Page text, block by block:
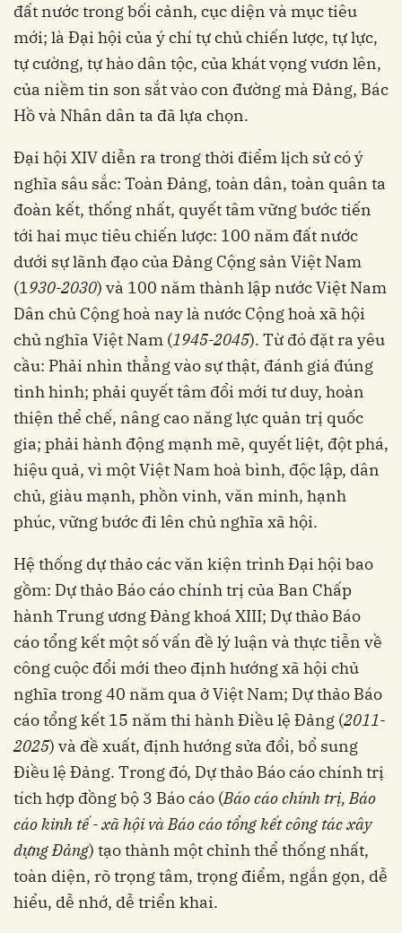
đất nước trong bối cảnh, cục diện và mục tiêu
mới; là Đại hội của ý chí tự chủ chiến lược, tự lực,
tự cường, tự hào dân tộc, của khát vọng vươn lên,
của niềm tin son sắt vào con đường mà Đảng, Bác
Hồ và Nhân dân ta đã lựa chọn.
Đại hội XIV diễn ra trong thời điểm lịch sử có ý
nghĩa sâu sắc: Toàn Đảng, toàn dân, toàn quân ta
đoàn kết, thống nhất, quyết tâm vững bước tiến
tới hai mục tiêu chiến lược: 100 năm đất nước
dưới sự lãnh đạo của Đảng Cộng sản Việt Nam
(1930-2030) và 100 năm thành lập nước Việt Nam
Dân chủ Cộng hoà nay là nước Cộng hoà xã hội
chủ nghĩa Việt Nam (1945-2045). Từ đó đặt ra yêu
cầu: Phải nhìn thẳng vào sự thật, đánh giá đúng
tình hình; phải quyết tâm đổi mới tư duy, hoàn
thiện thể chế, nâng cao năng lực quản trị quốc
gia; phải hành động mạnh mẽ, quyết liệt, đột phá,
hiệu quả, vì một Việt Nam hoà bình, độc lập, dân
chủ, giàu mạnh, phồn vinh, văn minh, hạnh
phúc, vững bước đi lên chủ nghĩa xã hội.
Hệ thống dự thảo các văn kiện trình Đại hội bao
gồm: Dự thảo Báo cáo chính trị của Ban Chấp
hành Trung ương Đảng khoá XIII; Dự thảo Báo
cáo tổng kết một số vấn đề lý luận và thực tiễn về
công cuộc đổi mới theo định hướng xã hội chủ
nghĩa trong 40 năm qua ở Việt Nam; Dự thảo Báo
cáo tổng kết 15 năm thi hành Điều lệ Đảng (2011-
2025) và đề xuất, định hướng sửa đổi, bổ sung
Điều lệ Đảng. Trong đó, Dự thảo Báo cáo chính trị
tích hợp đồng bộ 3 Báo cáo (Báo cáo chính trị, Báo
cáo kinh tế - xã hội và Báo cáo tổng kết công tác xây
dựng Đảng) tạo thành một chỉnh thể thống nhất,
toàn diện, rõ trọng tâm, trọng điểm, ngắn gọn, dễ
hiểu, dễ nhớ, dễ triển khai.